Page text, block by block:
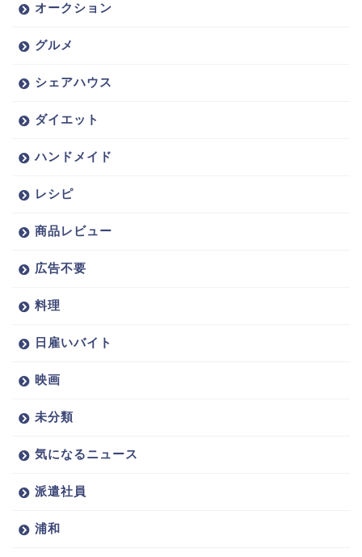
オークション
グルメ
シェアハウス
ダイエット
ハンドメイド
レシピ
商品レビュー
広告不要
料理
日雇いバイト
映画
未分類
気になるニュース
派遣社員
浦和